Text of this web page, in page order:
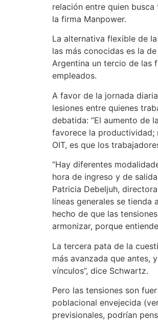
relación entre quien
la firma Manpower.
La alternativa flexible de
las más conocidas es la
Argentina un tercio de las
empleados.
A favor de la jornada
lesiones entre quienes
debatida: “El aumento de
favorece la productividad;
OIT, es que los
“Hay diferentes
hora de ingreso y de
Patricia Debeljuh,
líneas generales se tienda
hecho de que las
armonizar, porque
La tercera pata de la
más avanzada que antes,
vínculos”, dice Schwartz.
Pero las tensiones son
poblacional envejecida
previsionales, podrían